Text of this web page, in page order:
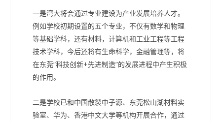
一是湾大将会通过专业建设为产业发展培养人才。
例如学校初期设置的五个专业，不仅有数学和物理
等基础学科，还有材料，计算机和工业工程等工程
技术学科，今后还将有生命科学，金融管理等，将
在东莞“科技创新+先进制造”的发展进程中产生积极
的作用。
二是学校已和中国散裂中子源、东莞松山湖材料实
验室、华为、香港中文大学等机构开展合作，通过